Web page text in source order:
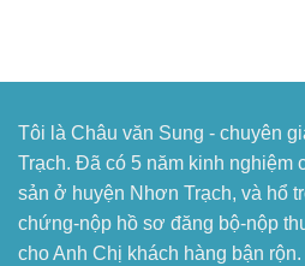
Tôi là Châu văn Sung - chuyên
Trạch. Đã có 5 năm kinh nghiệm
sản ở huyện Nhơn Trạch, và hổ
chứng-nộp hồ sơ đăng bộ-nộp
cho Anh Chị khách hàng bận rộn.